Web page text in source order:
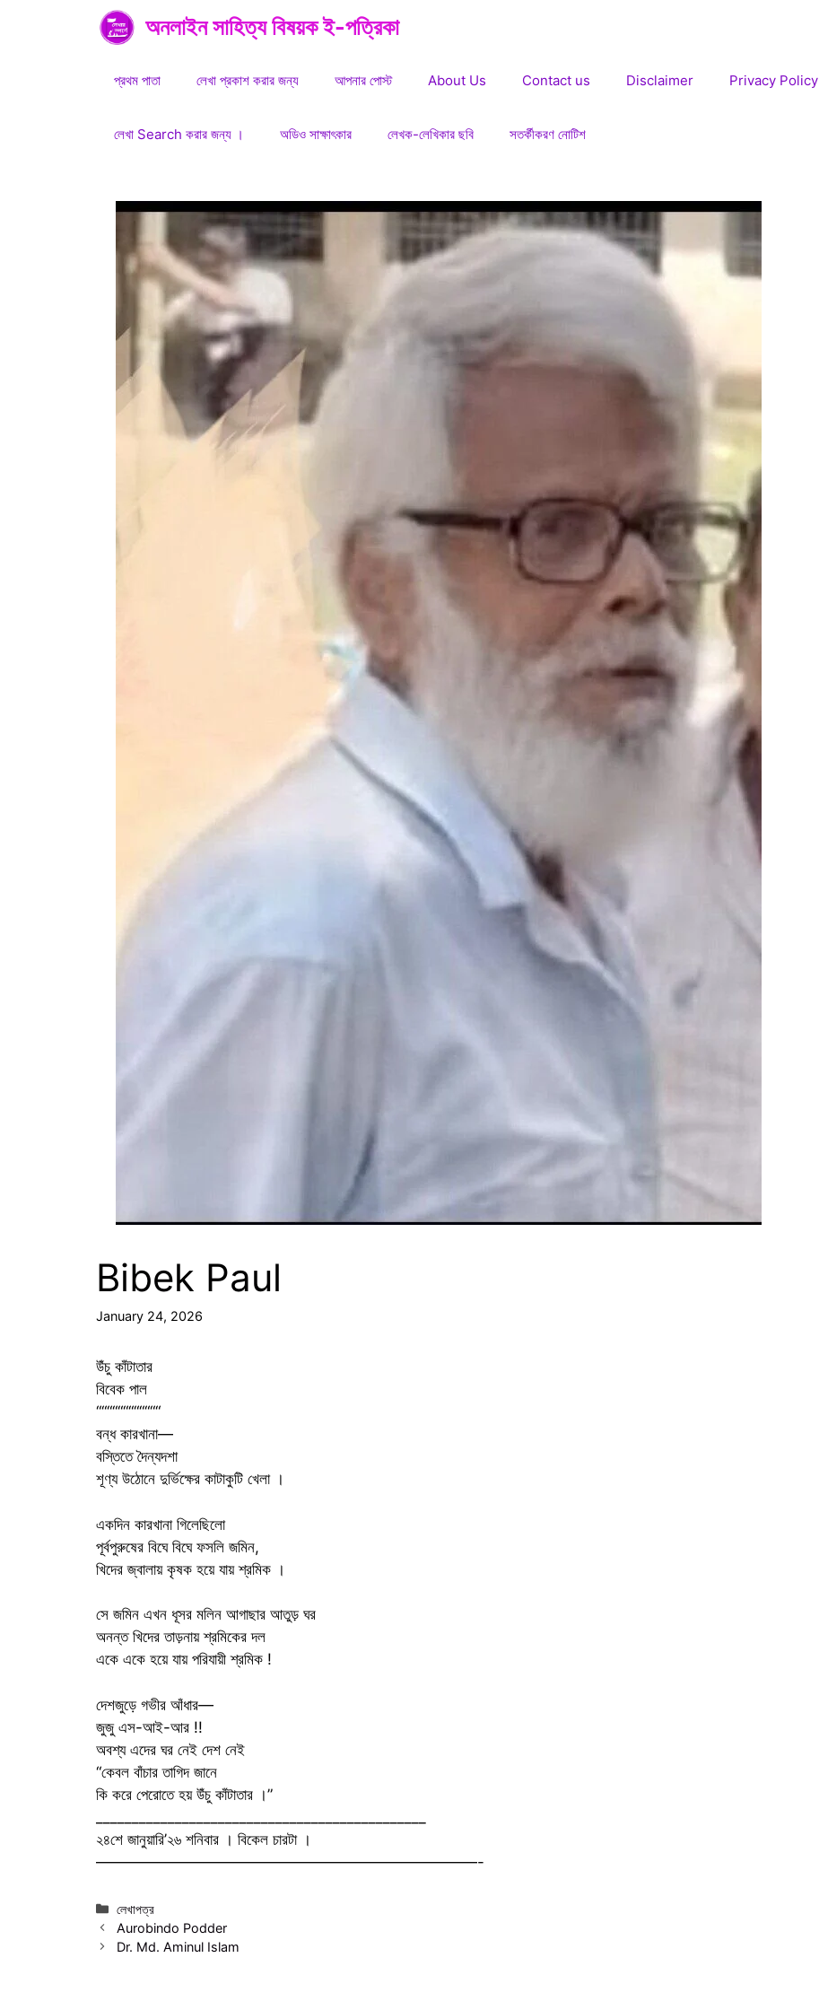
অনলাইন সাহিত্য বিষয়ক ই-পত্রিকা
প্রথম পাতা লেখা প্রকাশ করার জন্য আপনার পোস্ট About Us Contact us Disclaimer Privacy Policy
লেখা Search করার জন্য । অডিও সাক্ষাৎকার লেখক-লেখিকার ছবি সতর্কীকরণ নোটিশ
Bibek Paul
January 24, 2026
উঁচু কাঁটাতার
বিবেক পাল
““““““““““““
বন্ধ কারখানা—
বস্তিতে দৈন্যদশা
শূণ্য উঠোনে দুর্ভিক্ষের কাটাকুটি খেলা ।
একদিন কারখানা গিলেছিলো
পূর্বপুরুষের বিঘে বিঘে ফসলি জমিন,
খিদের জ্বালায় কৃষক হয়ে যায় শ্রমিক ।
সে জমিন এখন ধূসর মলিন আগাছার আতুড় ঘর
অনন্ত খিদের তাড়নায় শ্রমিকের দল
একে একে হয়ে যায় পরিযায়ী শ্রমিক !
দেশজুড়ে গভীর আঁধার—
জুজু এস-আই-আর !!
অবশ্য এদের ঘর নেই দেশ নেই
“কেবল বাঁচার তাগিদ জানে
কি করে পেরোতে হয় উঁচু কাঁটাতার ।”
২৪শে জানুয়ারি’২৬ শনিবার । বিকেল চারটা ।
—————————————————————————-
Categories
লেখাপত্র
Aurobindo Podder
Dr. Md. Aminul Islam